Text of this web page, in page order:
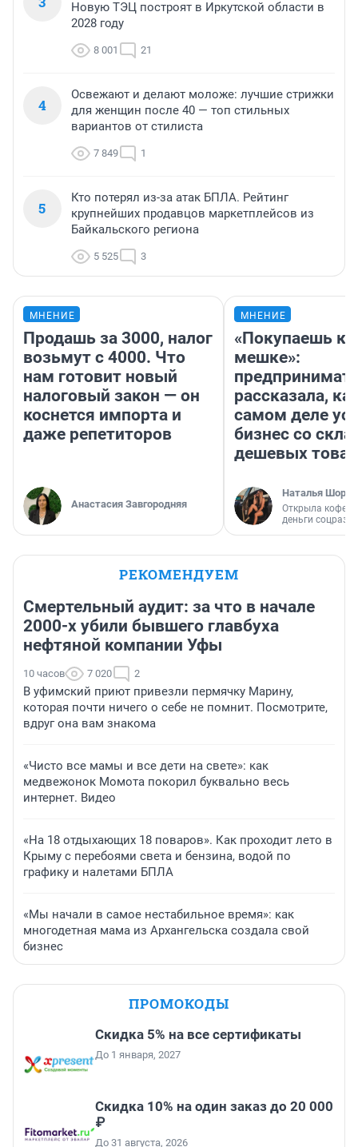
Новую ТЭЦ построят в Иркутской области в
2028 году
8 001 21
4
Освежают и делают моложе: лучшие стрижки
для женщин после 40 — топ стильных
вариантов от стилиста
7 849 1
5
Кто потерял из-за атак БПЛА. Рейтинг
крупнейших продавцов маркетплейсов из
Байкальского региона
5 525 3
МНЕНИЕ
Продашь за 3000, налог
возьмут с 4000. Что
нам готовит новый
налоговый закон — он
коснется импорта и
даже репетиторов
Анастасия Завгородняя
МНЕНИЕ
«Покупаешь
мешке»:
рассказала,
самом деле
бизнес со
дешевых
Наталья
Открыла
деньги
РЕКОМЕНДУЕМ
Смертельный аудит: за что в начале
2000-х убили бывшего главбуха
нефтяной компании Уфы
10 часов 7 020 2
В уфимский приют привезли пермячку Марину,
которая почти ничего о себе не помнит. Посмотрите,
вдруг она вам знакома
«Чисто все мамы и все дети на свете»: как
медвежонок Момота покорил буквально весь
интернет. Видео
«На 18 отдыхающих 18 поваров». Как проходит лето в
Крыму с перебоями света и бензина, водой по
графику и налетами БПЛА
«Мы начали в самое нестабильное время»: как
многодетная мама из Архангельска создала свой
бизнес
ПРОМОКОДЫ
Скидка 5% на все сертификаты
До 1 января, 2027
Скидка 10% на один заказ до 20 000
₽
До 31 августа, 2026